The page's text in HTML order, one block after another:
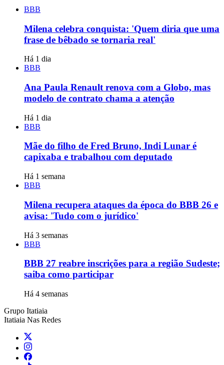
BBB
Milena celebra conquista: 'Quem diria que uma
frase de bêbado se tornaria real'
Há 1 dia
BBB
Ana Paula Renault renova com a Globo, mas
modelo de contrato chama a atenção
Há 1 dia
BBB
Mãe do filho de Fred Bruno, Indi Lunar é
capixaba e trabalhou com deputado
Há 1 semana
BBB
Milena recupera ataques da época do BBB 26 e
avisa: 'Tudo com o jurídico'
Há 3 semanas
BBB
BBB 27 reabre inscrições para a região Sudeste;
saiba como participar
Há 4 semanas
Grupo Itatiaia
Itatiaia Nas Redes